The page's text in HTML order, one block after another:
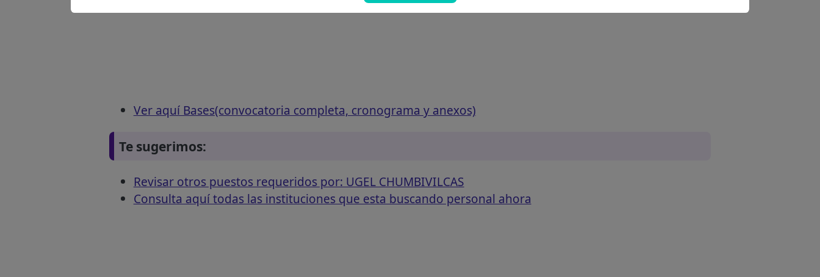
Ver aquí Bases(convocatoria completa, cronograma y anexos)
Te sugerimos:
Revisar otros puestos requeridos por: UGEL CHUMBIVILCAS
Consulta aquí todas las instituciones que esta buscando personal ahora